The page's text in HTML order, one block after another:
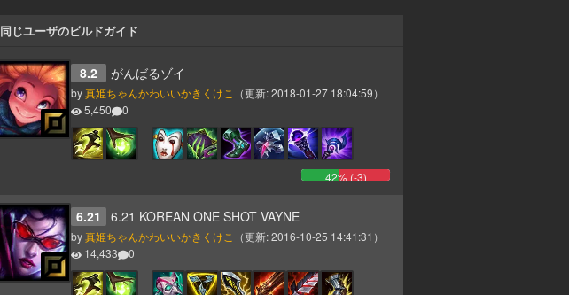
同じユーザのビルドガイド
8.2 がんばるゾイ
by真姫ちゃんかわいいかきくけこ （更新:2018-01-27 18:04:59）
5,450
0
42% (-3)
6.21 6.21 KOREAN ONE SHOT VAYNE
by真姫ちゃんかわいいかきくけこ （更新:2016-10-25 14:41:31 ）
14,433
0